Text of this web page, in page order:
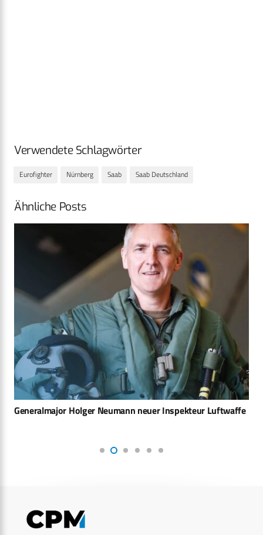
Verwendete Schlagwörter
Eurofighter Nürnberg Saab Saab Deutschland
Ähnliche Posts
Generalmajor Holger Neumann neuer Inspekteur Luftwaffe